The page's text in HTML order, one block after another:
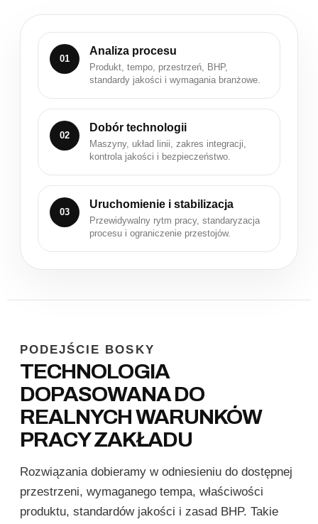
01
Analiza procesu
Produkt, tempo, przestrzeń, BHP,
standardy jakości i wymagania branżowe.
02
Dobór technologii
Maszyny, układ linii, zakres integracji,
kontrola jakości i bezpieczeństwo.
03
Uruchomienie i stabilizacja
Przewidywalny rytm pracy, standaryzacja
procesu i ograniczenie przestojów.
PODEJŚCIE BOSKY
TECHNOLOGIA
DOPASOWANA DO
REALNYCH WARUNKÓW
PRACY ZAKŁADU
Rozwiązania dobieramy w odniesieniu do dostępnej
przestrzeni, wymaganego tempa, właściwości
produktu, standardów jakości i zasad BHP. Takie